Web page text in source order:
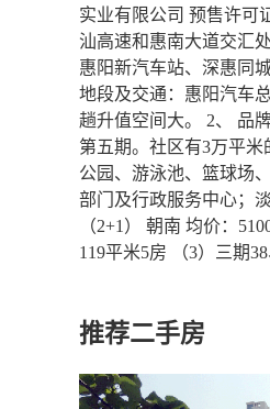
实业有限公司 预售许可
汕高速和惠南大道交汇
惠阳新汽车站、深惠同
地段及交通：惠阳汽车
趟升值空间大。 2、 品
第五期。社区有3万平
公园、游泳池、篮球场
部门及行政服务中心；
（2+1） 朝南 均价：
119平米5房 （3）三期
推荐二手房